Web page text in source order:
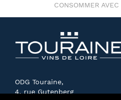
CONSOMMER
ODG Touraine,
4, rue Gutenberg